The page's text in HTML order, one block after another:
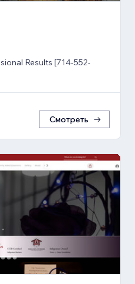
Results [714-552-
Смотреть